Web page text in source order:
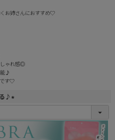
お姉さんにおすすめ♡
しゃれ感◎
♪
です♡
♪
(
須
)